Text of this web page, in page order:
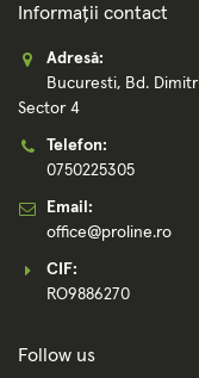
Informații contact
Adresă:
Bucuresti, Bd.
Sector 4
Telefon:
0750225305
Email:
office@proline.ro
CIF:
RO9886270
Follow us